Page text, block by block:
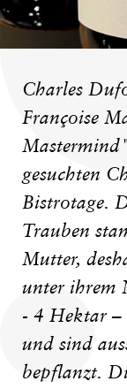
Charles
Françoise
gesuchten
Bistrotage.
Trauben
Mutter,
unter ihrem
- 4 Hektar –
und sind
bepflanzt.